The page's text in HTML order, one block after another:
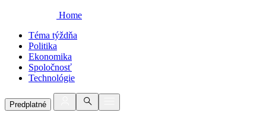
Home
Téma týždňa
Politika
Ekonomika
Spoločnosť
Technológie
Predplatné